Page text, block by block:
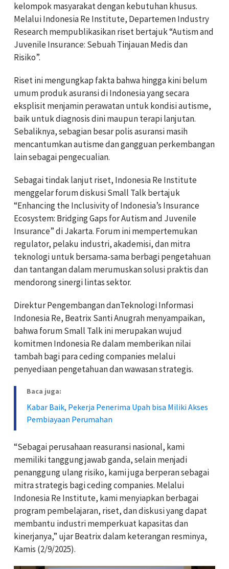
kelompok masyarakat dengan kebutuhan khusus.
Melalui Indonesia Re Institute, Departemen Industry
Research mempublikasikan riset bertajuk “Autism and
Juvenile Insurance: Sebuah Tinjauan Medis dan
Risiko”.
Riset ini mengungkap fakta bahwa hingga kini belum
umum produk asuransi di Indonesia yang secara
eksplisit menjamin perawatan untuk kondisi autisme,
baik untuk diagnosis dini maupun terapi lanjutan.
Sebaliknya, sebagian besar polis asuransi masih
mencantumkan autisme dan gangguan perkembangan
lain sebagai pengecualian.
Sebagai tindak lanjut riset, Indonesia Re Institute
menggelar forum diskusi Small Talk bertajuk
“Enhancing the Inclusivity of Indonesia’s Insurance
Ecosystem: Bridging Gaps for Autism and Juvenile
Insurance” di Jakarta. Forum ini mempertemukan
regulator, pelaku industri, akademisi, dan mitra
teknologi untuk bersama-sama berbagi pengetahuan
dan tantangan dalam merumuskan solusi praktis dan
mendorong sinergi lintas sektor.
Direktur Pengembangan danTeknologi Informasi
Indonesia Re, Beatrix Santi Anugrah menyampaikan,
bahwa forum Small Talk ini merupakan wujud
komitmen Indonesia Re dalam memberikan nilai
tambah bagi para ceding companies melalui
penyediaan pengetahuan dan wawasan strategis.
Baca juga:
Kabar Baik, Pekerja Penerima Upah bisa Miliki Akses
Pembiayaan Perumahan
“Sebagai perusahaan reasuransi nasional, kami
memiliki tanggung jawab ganda, selain menjadi
penanggung ulang risiko, kami juga berperan sebagai
mitra strategis bagi ceding companies. Melalui
Indonesia Re Institute, kami menyiapkan berbagai
program pembelajaran, riset, dan diskusi yang dapat
membantu industri memperkuat kapasitas dan
kinerjanya,” ujar Beatrix dalam keterangan resminya,
Kamis (2/9/2025).